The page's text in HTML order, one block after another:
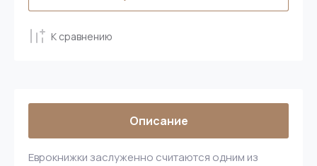
К сравнению
Описание
Еврокнижки заслуженно считаются одним из